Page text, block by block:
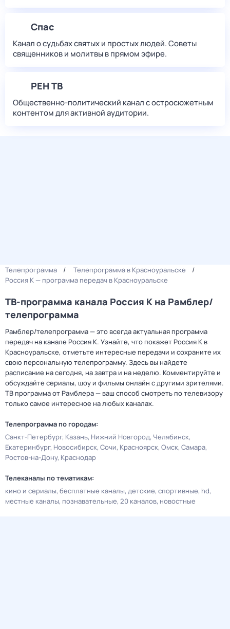
Спас
Канал о судьбах святых и простых людей. Советы
священников и молитвы в прямом эфире.
РЕН ТВ
Общественно-политический канал с остросюжетным
контентом для активной аудитории.
Телепрограмма
Телепрограмма в Красноуральске
Россия К — программа передач в Красноуральске
ТВ-программа канала Россия К на Рамблер/
телепрограмма
Рамблер/телепрограмма — это всегда актуальная программа
передач на канале Россия К. Узнайте, что покажет Россия К в
Красноуральске, отметьте интересные передачи и сохраните их
свою персональную телепрограмму. Здесь вы найдете
расписание на сегодня, на завтра и на неделю. Комментируйте и
обсуждайте сериалы, шоу и фильмы онлайн с другими зрителями.
ТВ программа от Рамблера — ваш способ смотреть по телевизору
только самое интересное на любых каналах.
Телепрограмма по городам:
Санкт-Петербург Казань Нижний Новгород Челябинск
Екатеринбург Новосибирск Сочи Красноярск Омск Самара
Ростов-на-Дону Краснодар
Телеканалы по тематикам:
кино и сериалы бесплатные каналы детские спортивные hd
местные каналы познавательные 20 каналов новостные